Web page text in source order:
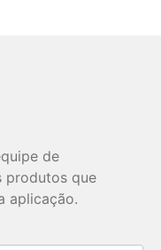
de
produtos que
aplicação.